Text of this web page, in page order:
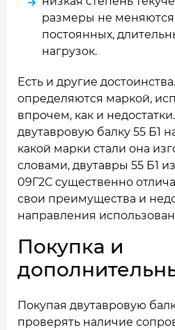
размеры не
постоянных,
нагрузок.
Есть и другие
определяются маркой,
впрочем, как и
двутавровую балку 55 Б1
какой марки стали она
словами, двутавры 55 Б1
09Г2С существенно
свои преимущества и
направления
Покупка и
Покупая двутавровую
проверять наличие